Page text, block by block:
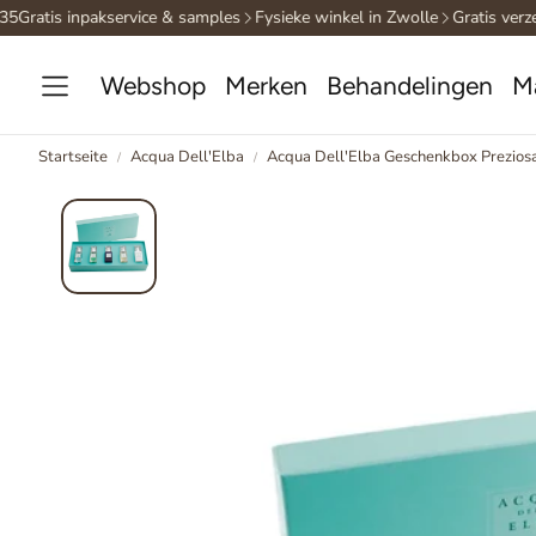
Gratis inpakservice & samples Fysieke winkel in Zwolle Gratis
Webshop Merken Behandelingen
Startseite Acqua Dell'Elba Acqua Dell'Elba Geschenkbox